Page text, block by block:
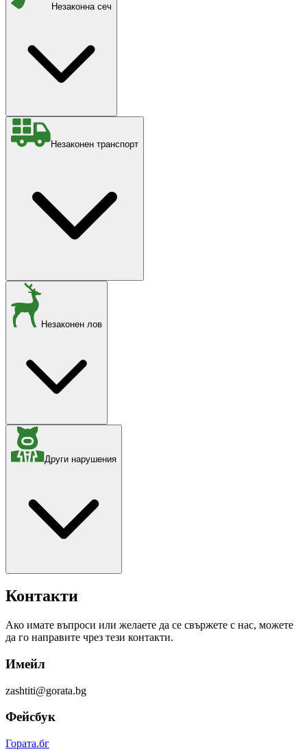
Незаконна сеч
Незаконен транспорт
Незаконен лов
Други нарушения
Контакти
Aко имате въпроси или желаете да се свържете с нас, можете
да го направите чрез тези контакти.
Имейл
zashtiti@gorata.bg
Фейсбук
Гората.бг